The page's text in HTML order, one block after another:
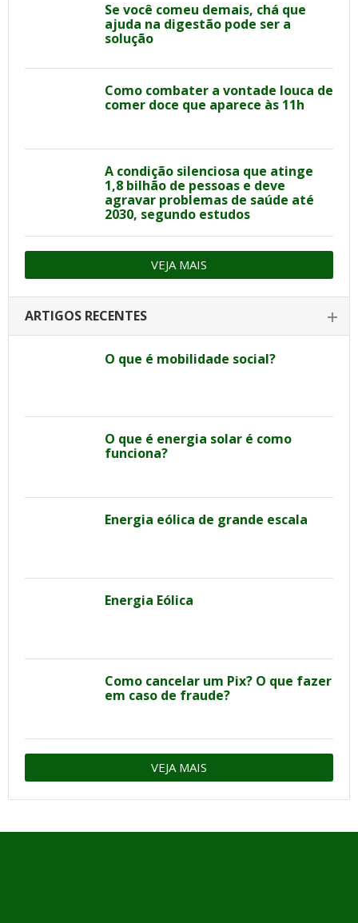
Se você comeu demais, chá que
ajuda na digestão pode ser a
solução
Como combater a vontade louca de
comer doce que aparece às 11h
A condição silenciosa que atinge
1,8 bilhão de pessoas e deve
agravar problemas de saúde até
2030, segundo estudos
VEJA MAIS
ARTIGOS RECENTES
O que é mobilidade social?
O que é energia solar é como
funciona?
Energia eólica de grande escala
Energia Eólica
Como cancelar um Pix? O que fazer
em caso de fraude?
VEJA MAIS